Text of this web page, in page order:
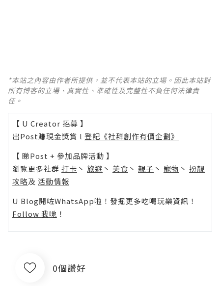
*本站之內容由作者所提供，並不代表本站的立場。因此本站對
所有博客的立場、真實性、準確性及完整性不負任何法律責
任。
【 U Creator 招募 】
出Post賺現金獎賞 l 登記《社群創作有價企劃》
【 睇Post + 參加品牌活動 】
瀏覽更多社群 打卡 丶 旅遊 丶 美食 丶 親子 丶 寵物 丶 扮靚
攻略及 活動情報
U Blog開咗WhatsApp啦！發掘更多吃喝玩樂資訊！
Follow 我哋 ！
0個讚好